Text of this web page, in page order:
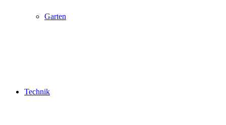
Garten
Technik